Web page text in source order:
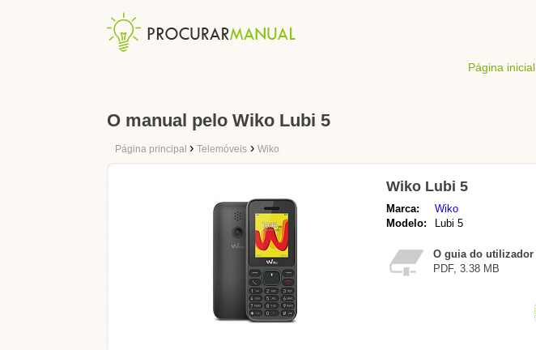
Página inicial
O manual pelo Wiko Lubi 5
Página principal › Telemóveis › Wiko
Wiko Lubi 5
Marca:
Wiko
Modelo:
Lubi 5
O guia do utilizador
PDF, 3.38 MB